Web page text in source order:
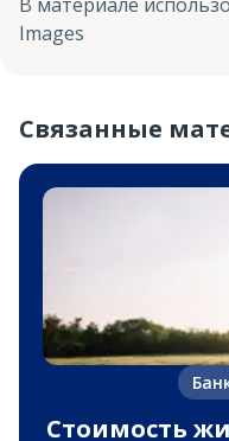
Images
Связанные
Стоимость